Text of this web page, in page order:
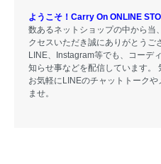
ようこそ！Carry On ONLINE
数あるネットショップの中から当
クセスいただき誠にありがとうご
LINE、Instagram等でも、コーデ
知らせ事などを配信しています。
お気軽にLINEのチャットトーク
ませ。